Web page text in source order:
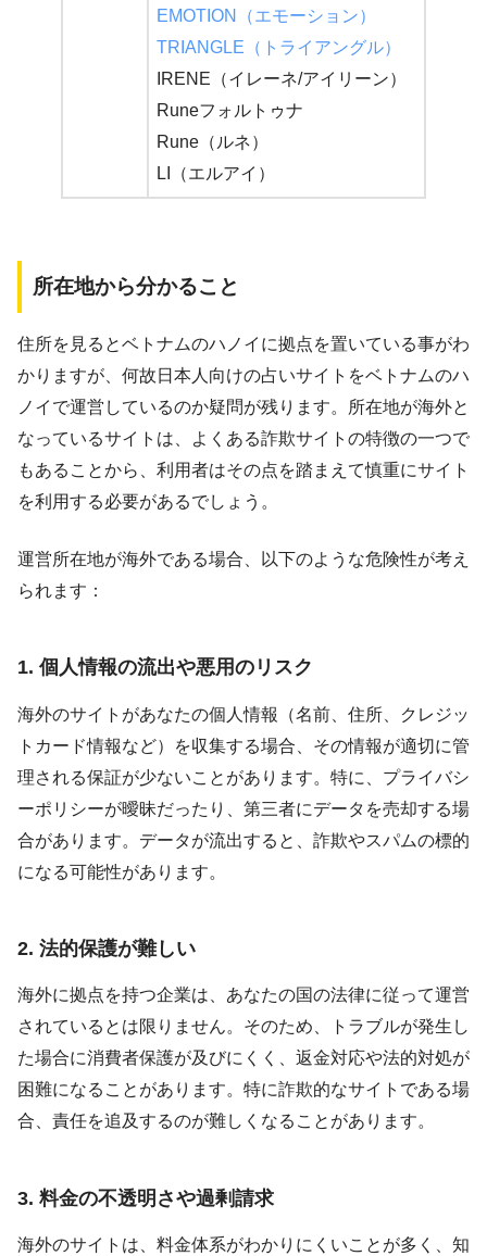
EMOTION（エモーション）
TRIANGLE（トライアングル）
IRENE（イレーネ/アイリーン）
Runeフォルトゥナ
Rune（ルネ）
LI（エルアイ）
所在地から分かること
住所を見るとベトナムのハノイに拠点を置いている事がわ
かりますが、何故日本人向けの占いサイトをベトナムのハ
ノイで運営しているのか疑問が残ります。所在地が海外と
なっているサイトは、よくある詐欺サイトの特徴の一つで
もあることから、利用者はその点を踏まえて慎重にサイト
を利用する必要があるでしょう。
運営所在地が海外である場合、以下のような危険性が考え
られます：
1. 個人情報の流出や悪用のリスク
海外のサイトがあなたの個人情報（名前、住所、クレジッ
トカード情報など）を収集する場合、その情報が適切に管
理される保証が少ないことがあります。特に、プライバシ
ーポリシーが曖昧だったり、第三者にデータを売却する場
合があります。データが流出すると、詐欺やスパムの標的
になる可能性があります。
2. 法的保護が難しい
海外に拠点を持つ企業は、あなたの国の法律に従って運営
されているとは限りません。そのため、トラブルが発生し
た場合に消費者保護が及びにくく、返金対応や法的対処が
困難になることがあります。特に詐欺的なサイトである場
合、責任を追及するのが難しくなることがあります。
3. 料金の不透明さや過剰請求
海外のサイトは、料金体系がわかりにくいことが多く、知